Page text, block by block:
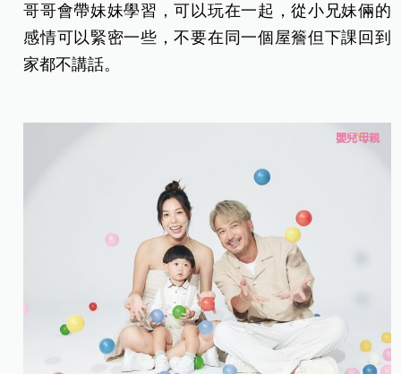
哥哥會帶妹妹學習，可以玩在一起，從小兄妹倆的
感情可以緊密一些，不要在同一個屋簷但下課回到
家都不講話。